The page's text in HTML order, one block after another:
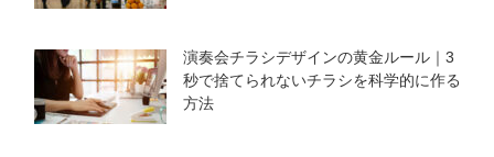
演奏会チラシデザインの黄金ルール｜3
秒で捨てられないチラシを科学的に作る
方法